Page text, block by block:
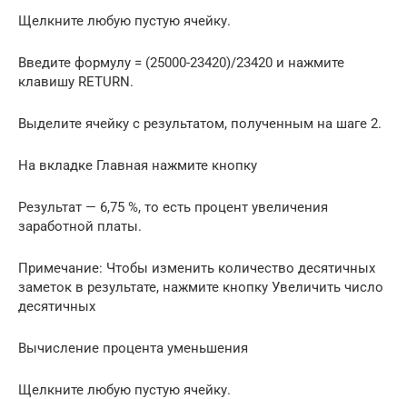
Щелкните любую пустую ячейку.
Введите формулу = (25000-23420)/23420 и нажмите
клавишу RETURN.
Выделите ячейку с результатом, полученным на шаге 2.
На вкладке Главная нажмите кнопку
Результат — 6,75 %, то есть процент увеличения
заработной платы.
Примечание: Чтобы изменить количество десятичных
заметок в результате, нажмите кнопку Увеличить число
десятичных
Вычисление процента уменьшения
Щелкните любую пустую ячейку.